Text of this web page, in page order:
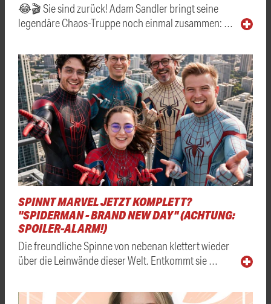
😂🎬 Sie sind zurück! Adam Sandler bringt seine
legendäre Chaos-Truppe noch einmal zusammen: …
SPINNT MARVEL JETZT KOMPLETT?
"SPIDERMAN - BRAND NEW DAY" (ACHTUNG:
SPOILER-ALARM!)
Die freundliche Spinne von nebenan klettert wieder
über die Leinwände dieser Welt. Entkommt sie …